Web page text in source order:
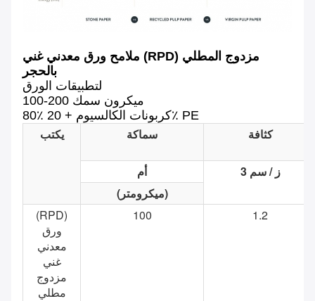
ملامح ورق معدني غني (RPD) مزدوج المطلي
بالحجر
لتطبيقات الورق
100-200 ميكرون سمك
80٪ كربونات الكالسيوم + 20٪ PE
يكتب سماكة كثافة
أم
ز / سم 3
(ميكرومتر)
(RPD)
ورق
معدني
غني
مزدوج
مطلي
100 1.2